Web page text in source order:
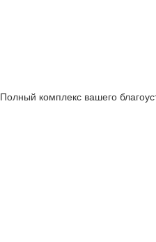
Полный комплекс вашего